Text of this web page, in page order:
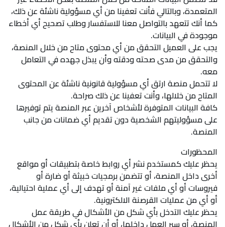
المتعمدة، وبالتالي فأنت تعفينا من أي مسؤولية ناشئة عن ذلك،
كما أنك تتعهد بالتواصل معنا للاستفسار وطلب تصحيح أي أخطاء
موجودة في البيانات.
يجب على العميل التحقق من أي محتوى متاح من خلال المنصة،
والتحقق من مدى صحته ودقته وأن يبذل جهده في التعامل
معه.
لا تتحمل منصة ارتق أي مسؤولية قانونية ناشئة عن المحتوى
المتاح من خلالها، وأنت تعفينا عن ذلك صراحة.
كافة البيانات المتوفرة لأشخاص آخرين عبر المنصة يتم توفيرها
على مسؤوليتهم الشخصية دون تقديم أي ضمانات من جانب
المنصة.
المحظورات
يحظر عليك كمستخدم نشر أي روابط خاصة بتطبيقات أو مواقع
أخرى داخل المنصة، أو تتضمن برمجيات خبيثة أو ضارة أو
فيروسات أو أي ملفات غير آمنة أو تهدف إلى أي عملية احتيالية،
أو أي من عمليات القرصنة الالكترونية.
يحظر عليك التدخل بأي شكل من الأشكال في طريقة عمل